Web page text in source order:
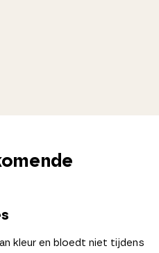
kleur en bloedt niet tijdens